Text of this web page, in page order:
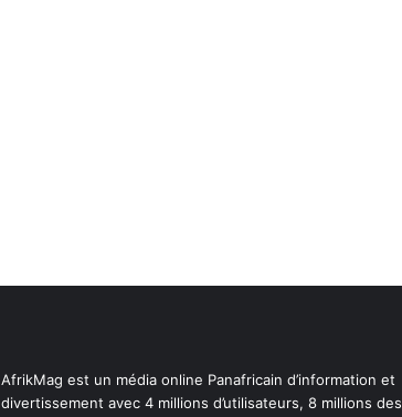
AfrikMag est un média online Panafricain d’information et
divertissement avec 4 millions d’utilisateurs, 8 millions des